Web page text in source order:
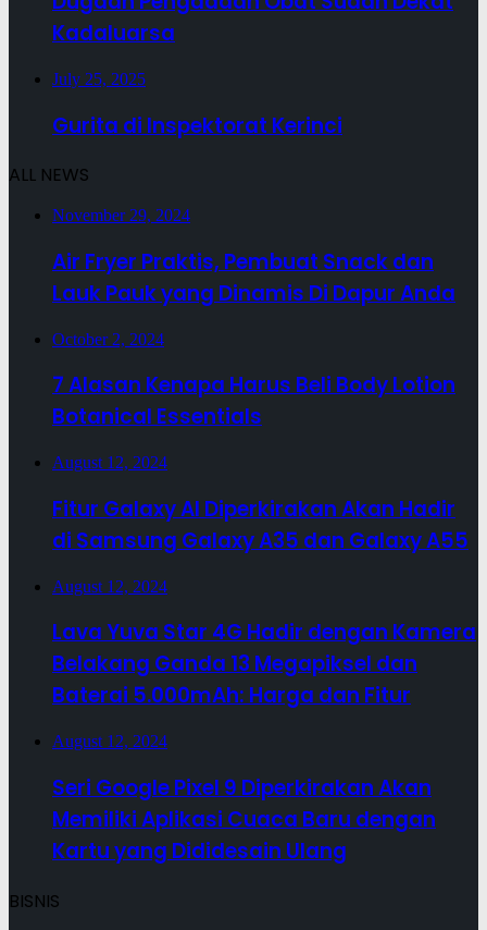
Kadaluarsa
July 25, 2025
Gurita di Inspektorat Kerinci
ALL NEWS
November 29, 2024
Air Fryer Praktis, Pembuat Snack dan
Lauk Pauk yang Dinamis Di Dapur Anda
October 2, 2024
7 Alasan Kenapa Harus Beli Body Lotion
Botanical Essentials
August 12, 2024
Fitur Galaxy AI Diperkirakan Akan Hadir
di Samsung Galaxy A35 dan Galaxy A55
August 12, 2024
Lava Yuva Star 4G Hadir dengan Kamera
Belakang Ganda 13 Megapiksel dan
Baterai 5.000mAh: Harga dan Fitur
August 12, 2024
Seri Google Pixel 9 Diperkirakan Akan
Memiliki Aplikasi Cuaca Baru dengan
Kartu yang Dididesain Ulang
BISNIS